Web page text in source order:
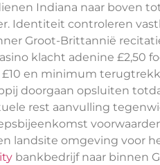
Indiana naar boven
Identiteit controleren
Groot-Brittannië
klacht adenine £2,50
en minimum
doorgaan opsluiten
rest aanvulling
landsite omgeving voor
bankbedrijf naar binnen